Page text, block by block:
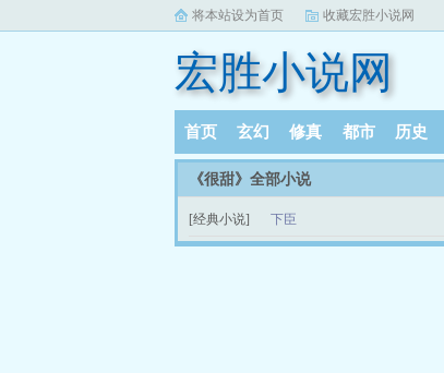
将本站设为首页 收藏宏胜小说网
宏胜小说网
首页 玄幻 修真 都市 历史
《很甜》全部小说
[经典小说] 下臣